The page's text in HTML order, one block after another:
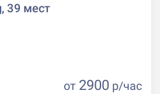
39 мест
от 2900 р/час